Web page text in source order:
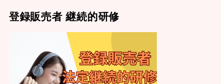
登録販売者 継続的研修